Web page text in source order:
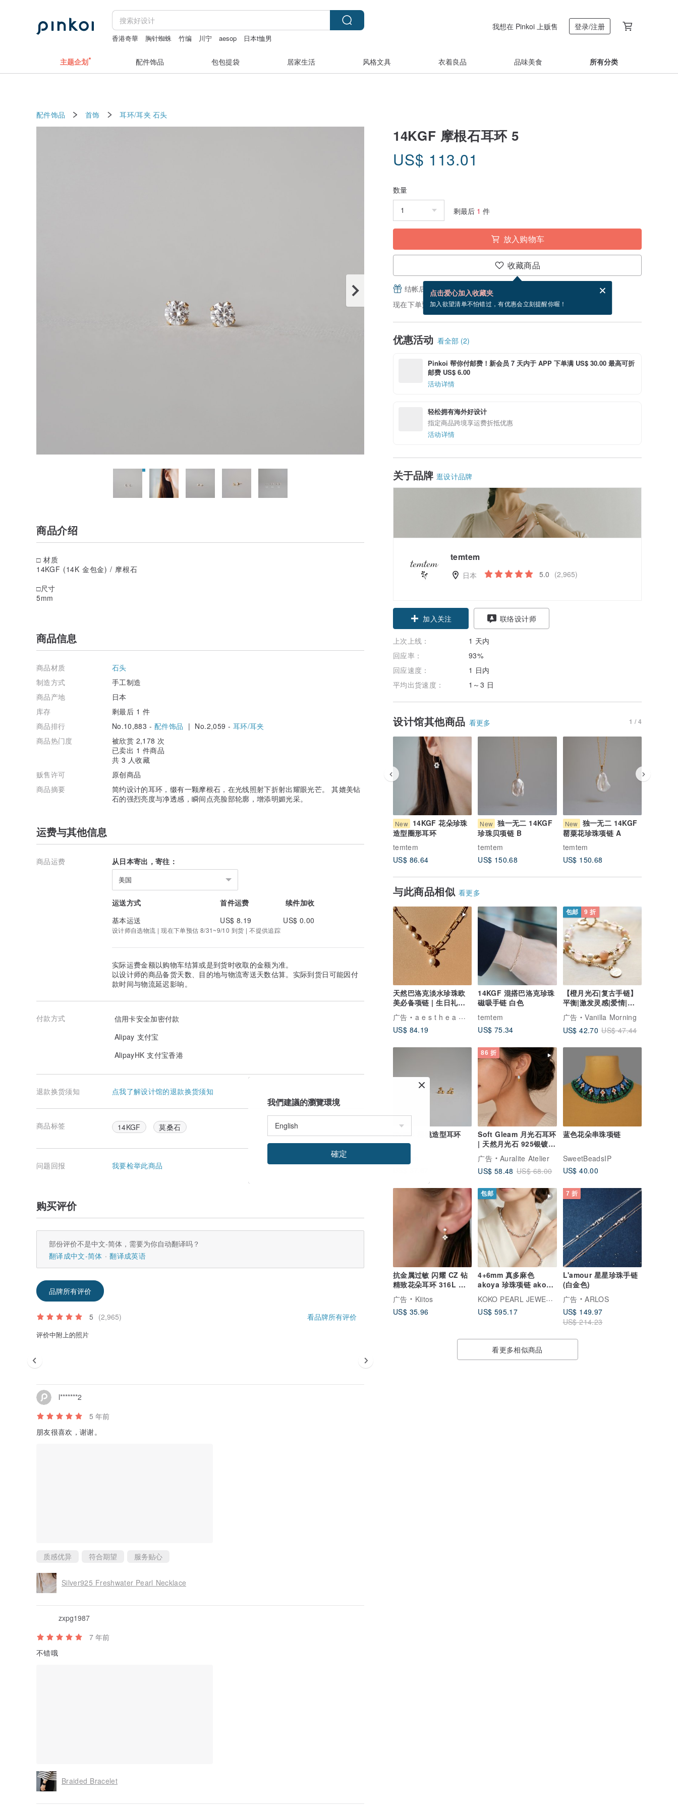
香港奇華 胸针蜘蛛 竹编 川宁 aesop
日本t恤男
我想在 Pinkoi 上贩售 登录/注册
主题企划 配件饰品 包包提袋 居家生活 风格文具 衣着良品 品味美食 所有分类
配件饰品 首饰 耳环/耳夹 石头
14KGF 摩根石耳环 5
US$ 113.01
数量
剩最后 1 件
放入购物车
收藏商品
点击爱心加入收藏夹
加入欲望清单不怕错过，有优惠会立刻提醒你喔！
结帐后填写并分享，免费帮你寄送电子贺卡。
电子贺卡是什么？
现在下单预估 8/31~9/10 到货。
优惠活动 看全部 (2)
Pinkoi 帮你付邮费！新会员 7 天内于 APP 下单满 US$ 30.00 最高可折
邮费 US$ 6.00
活动详情
轻松拥有海外好设计
指定商品跨境享运费折抵优惠
活动详情
关于品牌 逛设计品牌
temtem
日本 5.0 (2,965)
领优惠券
加入关注
联络设计师
上次上线：
1 天内
回应率：
93%
回应速度：
1 日内
平均出货速度：
1～3 日
设计馆其他商品 看更多 1 / 4
New 14KGF 花朵珍珠
造型圈形耳环
temtem
US$ 86.64
New 独一无二 14KGF
珍珠贝项链 B
temtem
US$ 150.68
New 独一无二 14KGF
罂粟花珍珠项链 A
temtem
US$ 150.68
与此商品相似 看更多
天然巴洛克淡水珍珠欧
美必备项链 | 生日礼物
夏季穿搭
广告
a e s t h e a 手作轻珠宝
US$ 84.19
14KGF 混搭巴洛克珍珠
磁吸手链 白色
temtem
US$ 75.34
包邮 9 折
【橙月光石|复古手链】
平衡|激发灵感|爱情|增
强魅力|自信
广告
Vanilla Morning
US$ 42.70 US$ 47.44
SV925 樱桃造型耳环
86 折
Soft Gleam 月光石耳环
| 天然月光石 925银镀金
小圈耳环
广告
Auralite Atelier
US$ 58.48 US$ 68.00
蓝色花朵串珠项链
SweetBeadsIP
US$ 40.00
抗金属过敏 闪耀 CZ 钻
精致花朵耳环 316L 医
疗级不锈钢
广告
Kiitos
US$ 35.96
包邮
4+6mm 真多麻色
akoya 珍珠项链 akoya
京都直送
KOKO PEARL JEWELRY
US$ 595.17
7 折
L'amour 星星珍珠手链
(白金色)
广告
ARLOS
US$ 149.97
US$ 214.23
看更多相似商品
商品介绍
□ 材质
14KGF (14K 金包金) / 摩根石
□尺寸
5mm
商品信息
商品材质
石头
制造方式
手工制造
商品产地
日本
库存
剩最后 1 件
商品排行
No.10,883 - 配件饰品 | No.2,059 -耳环/耳夹
商品热门度
被欣赏 2,178 次
已卖出 1 件商品
共 3 人收藏
贩售许可
原创商品
商品摘要
简约设计的耳环，缀有一颗摩根石，在光线照射下折射出耀眼光芒。 其媲美钻
石的强烈亮度与净透感，瞬间点亮脸部轮廓，增添明媚光采。
运费与其他信息
商品运费 从日本寄出，寄往：
美国
运送方式 首件运费
续件加收
基本运送
US$ 8.19 US$ 0.00
设计师自选物流 | 现在下单预估 8/31~9/10 到货 | 不提供追踪
实际运费金额以购物车结算或是到货时收取的金额为准。
以设计师的商品备货天数、目的地与物流寄送天数估算。实际到货日可能因付
款时间与物流延迟影响。
付款方式
信用卡安全加密付款
Alipay 支付宝
AlipayHK 支付宝香港
退款换货须知 点我了解设计馆的退款换货须知
商品标签 14KGF 莫桑石
问题回报 我要检举此商品
购买评价
部份评价不是中文-简体，需要为你自动翻译吗？
翻译成中文-简体
翻译成英语
品牌所有评价
5 (2,965) 看品牌所有评价
评价中附上的照片
l*******2
5 年前
朋友很喜欢，谢谢。
质感优异 符合期望 服务贴心
Silver925 Freshwater Pearl Necklace
zxpg1987
7 年前
不错哦
Braided Bracelet
我們建議的瀏覽環境
確定